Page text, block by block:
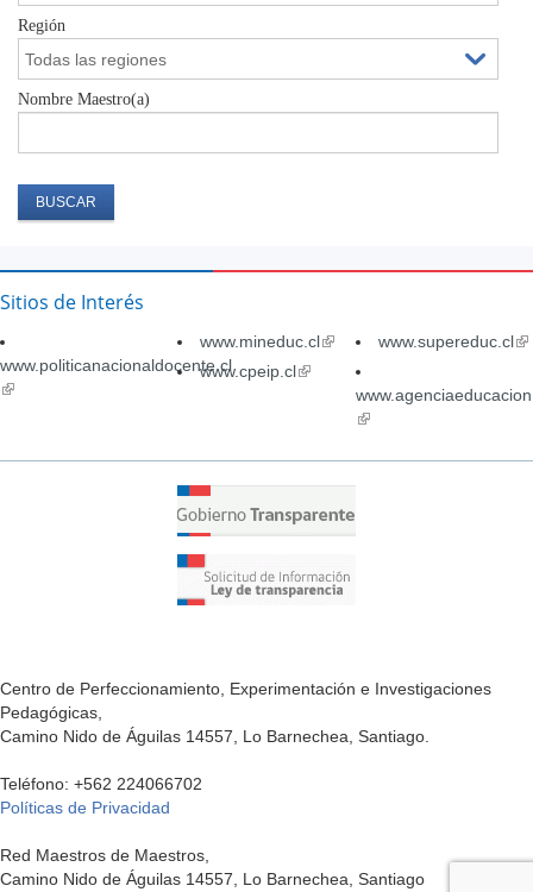
Región
Nombre Maestro(a)
Sitios de Interés
www.politicanacionaldocente.cl
(link
www.mineduc.cl(link
external)
www.supereduc.cl
www.cpeip.cl(link
external)(link
external)
Centro de Perfeccionamiento, Experimentación e Investigaciones
Pedagógicas,
Camino Nido de Águilas 14557, Lo Barnechea, Santiago.
Teléfono: +562 224066702
Políticas de Privacidad
Red Maestros de Maestros,
Camino Nido de Águilas 14557, Lo Barnechea, Santiago